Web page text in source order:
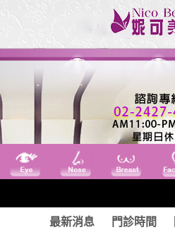
最新消息 門診時間